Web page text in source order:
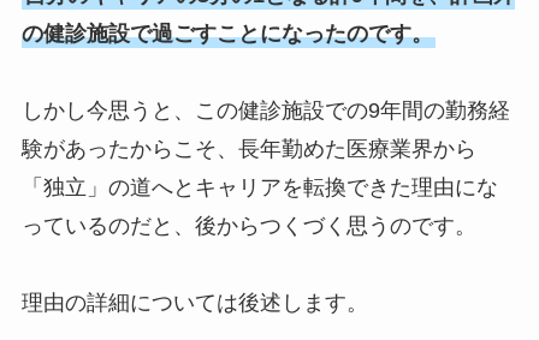
の健診施設で過ごすことになったのです。
しかし今思うと、この健診施設での9年間の勤務経
験があったからこそ、長年勤めた医療業界から
「独立」の道へとキャリアを転換できた理由にな
っているのだと、後からつくづく思うのです。
理由の詳細については後述します。